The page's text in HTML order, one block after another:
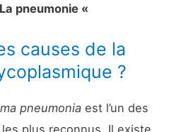
pneumonie «
causes de la
?
pneumoniaest l’un des
plus reconnus. Il existe